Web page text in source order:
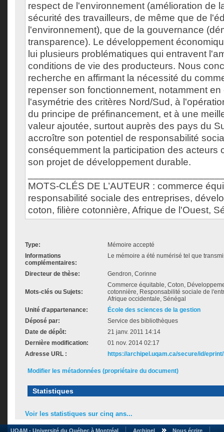
respect de l'environnement (amélioration de
sécurité des travailleurs, de même que de
l'environnement), que de la gouvernance
transparence). Le développement
lui plusieurs problématiques qui entravent
conditions de vie des producteurs. Nous
recherche en affirmant la nécessité du
repenser son fonctionnement, notamment en
l'asymétrie des critères Nord/Sud, à
du principe de préfinancement, et à une
valeur ajoutée, surtout auprès des pays du
accroître son potentiel de responsabilité
conséquemment la participation des acteurs
son projet de développement durable.
MOTS-CLÉS DE L’AUTEUR : commerce
responsabilité sociale des entreprises,
coton, filière cotonnière, Afrique de l'Ouest,
Type:
Mémoire accepté
Informations
complémentaires:
Le mémoire a été numérisé tel que
Directeur de thèse: Gendron, Corinne
Mots-clés ou Sujets:
Commerce équitable, Coton,
cotonnière, Responsabilité sociale de
Afrique occidentale, Sénégal
Unité d'appartenance:
École des sciences de la gestion
Déposé par:
Service des bibliothèques
Date de dépôt:
21 janv. 2011 14:14
Dernière modification:
01 nov. 2014 02:17
Adresse URL :
https://archipel.uqam.ca/secure/id/
Modifier les métadonnées (propriétaire du document)
Statistiques
Voir les statistiques sur cinq ans...
UQAM - Université du Québec à Montréal Archipel Nous écrire